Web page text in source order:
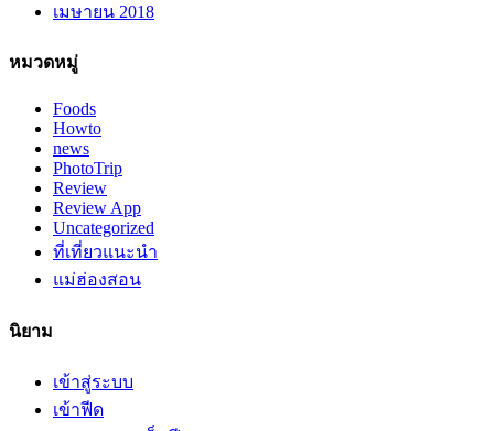
เมษายน 2018
หมวดหมู่
Foods
Howto
news
PhotoTrip
Review
Review App
Uncategorized
ที่เที่ยวแนะนำ
แม่ฮ่องสอน
นิยาม
เข้าสู่ระบบ
เข้าฟีด